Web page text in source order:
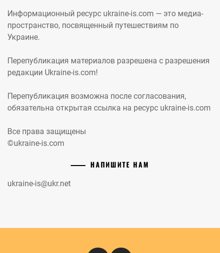
Информационный ресурс ukraine-is.com — это медиа-
пространство, посвященный путешествиям по
Украине.
Перепубликация материалов разрешена с разрешения
редакции Ukraine-is.com!
Перепубликация возможна после согласования,
обязательна открытая ссылка на ресурс ukraine-is.com
Все права защищены
©ukraine-is.com
НАПИШИТЕ НАМ
ukraine-is@ukr.net